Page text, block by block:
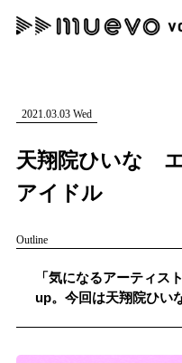
記事を検索する
人気ワード
#男性SSW #ポップス
#ヒップホップ #男性シン
"読者の声を形にする
MENU
記事一覧
会社概要
2021.03.03 Wed
天翔院ひいな
アイドル
Outline
「気になるアーティス
up。今回は天翔院ひい